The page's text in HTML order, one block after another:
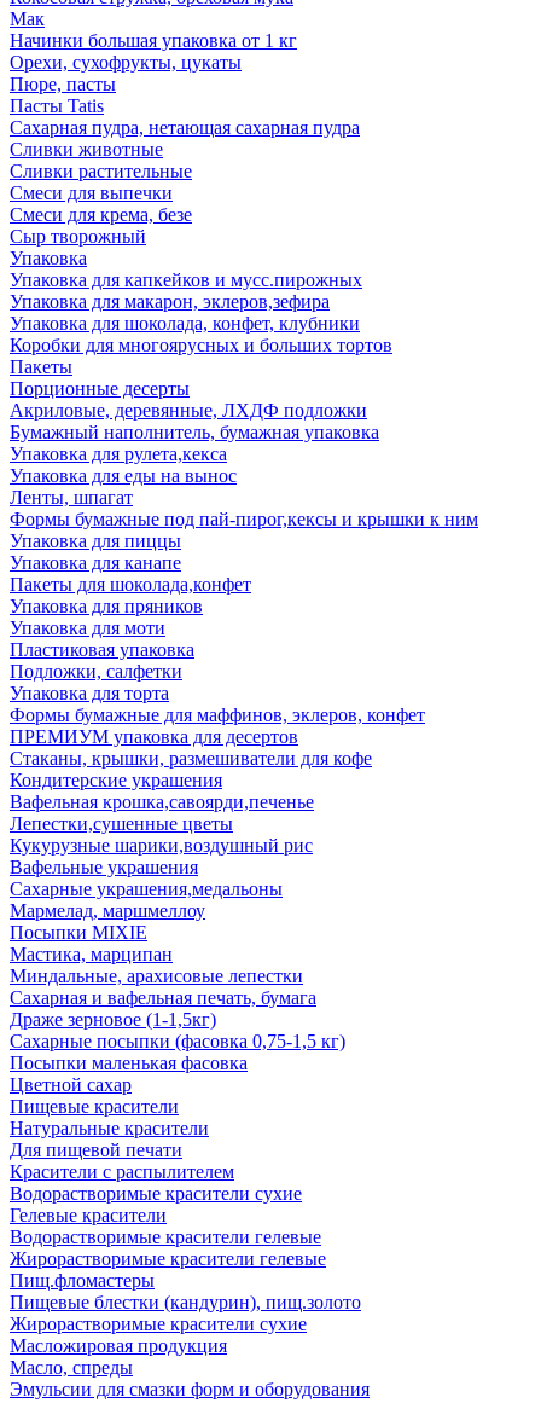
Мак
Начинки большая упаковка от 1 кг
Орехи, сухофрукты, цукаты
Пюре, пасты
Пасты Tatis
Сахарная пудра, нетающая сахарная пудра
Сливки животные
Сливки растительные
Смеси для выпечки
Смеси для крема, безе
Сыр творожный
Упаковка
Упаковка для капкейков и мусс.пирожных
Упаковка для макарон, эклеров,зефира
Упаковка для шоколада, конфет, клубники
Коробки для многоярусных и больших тортов
Пакеты
Порционные десерты
Акриловые, деревянные, ЛХДФ подложки
Бумажный наполнитель, бумажная упаковка
Упаковка для рулета,кекса
Упаковка для еды на вынос
Ленты, шпагат
Формы бумажные под пай-пирог,кексы и крышки к ним
Упаковка для пиццы
Упаковка для канапе
Пакеты для шоколада,конфет
Упаковка для пряников
Упаковка для моти
Пластиковая упаковка
Подложки, салфетки
Упаковка для торта
Формы бумажные для маффинов, эклеров, конфет
ПРЕМИУМ упаковка для десертов
Стаканы, крышки, размешиватели для кофе
Кондитерские украшения
Вафельная крошка,савоярди,печенье
Лепестки,сушенные цветы
Кукурузные шарики,воздушный рис
Вафельные украшения
Сахарные украшения,медальоны
Мармелад, маршмеллоу
Посыпки MIXIE
Мастика, марципан
Миндальные, арахисовые лепестки
Сахарная и вафельная печать, бумага
Драже зерновое (1-1,5кг)
Сахарные посыпки (фасовка 0,75-1,5 кг)
Посыпки маленькая фасовка
Цветной сахар
Пищевые красители
Натуральные красители
Для пищевой печати
Красители с распылителем
Водорастворимые красители сухие
Гелевые красители
Водорастворимые красители гелевые
Жирорастворимые красители гелевые
Пищ.фломастеры
Пищевые блестки (кандурин), пищ.золото
Жирорастворимые красители сухие
Масложировая продукция
Масло, спреды
Эмульсии для смазки форм и оборудования